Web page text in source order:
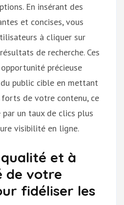
En insérant des
et concises, vous
à cliquer sur
de recherche. Ces
précieuse
public cible en mettant
de votre contenu, ce
un taux de clics plus
visibilité en ligne.
et à
de votre
fidéliser les